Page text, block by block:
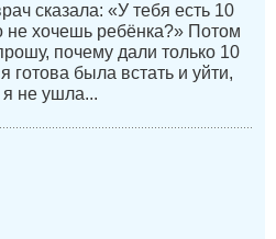
сказала: «У тебя есть 10
не хочешь ребёнка?» Потом
почему дали только 10
готова была встать и уйти,
не ушла...